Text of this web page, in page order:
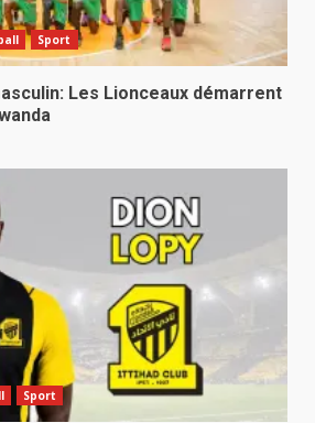
Sport
Les Lionceaux démarrent
Sport